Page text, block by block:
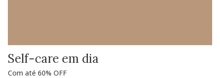
Self-care em dia
Com até 60% OFF